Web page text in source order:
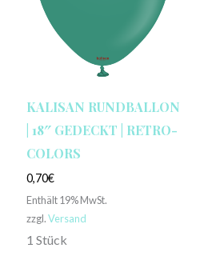
KALISAN RUNDBALLON
| 18″ GEDECKT | RETRO-
COLORS
0,70€
Enthält 19% MwSt.
zzgl.Versand
1 Stück